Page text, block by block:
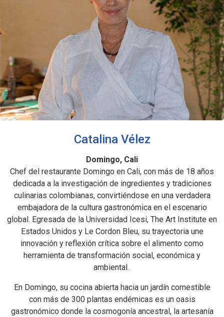
Catalina Vélez
Domingo, Cali
Chef del restaurante Domingo en Cali, con más de 18 años
dedicada a la investigación de ingredientes y tradiciones
culinarias colombianas, convirtiéndose en una verdadera
embajadora de la cultura gastronómica en el escenario
global. Egresada de la Universidad Icesi, The Art Institute en
Estados Unidos y Le Cordon Bleu, su trayectoria une
innovación y reflexión crítica sobre el alimento como
herramienta de transformación social, económica y
ambiental.
En Domingo, su cocina abierta hacia un jardín comestible
con más de 300 plantas endémicas es un oasis
gastronómico donde la cosmogonía ancestral, la artesanía